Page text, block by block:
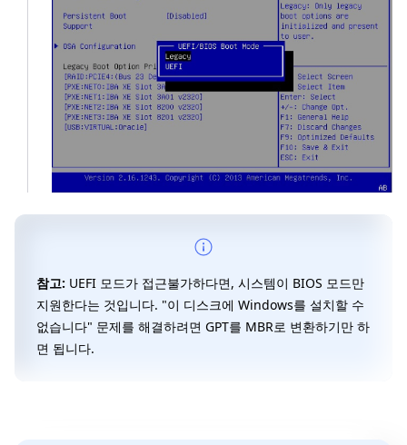
참고: UEFI 모드가 접근불가하다면, 시스템이 BIOS 모드만
지원한다는 것입니다. "이 디스크에 Windows를 설치할 수
없습니다" 문제를 해결하려면 GPT를 MBR로 변환하기만 하
면 됩니다.